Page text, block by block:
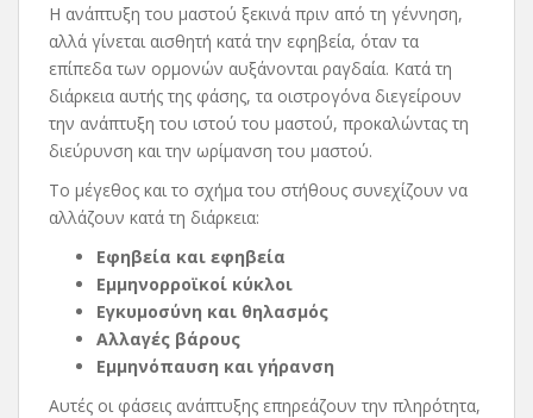
Η ανάπτυξη του μαστού ξεκινά πριν από τη γέννηση,
αλλά γίνεται αισθητή κατά την εφηβεία, όταν τα
επίπεδα των ορμονών αυξάνονται ραγδαία. Κατά τη
διάρκεια αυτής της φάσης, τα οιστρογόνα διεγείρουν
την ανάπτυξη του ιστού του μαστού, προκαλώντας τη
διεύρυνση και την ωρίμανση του μαστού.
Το μέγεθος και το σχήμα του στήθους συνεχίζουν να
αλλάζουν κατά τη διάρκεια:
Εφηβεία και εφηβεία
Εμμηνορροϊκοί κύκλοι
Εγκυμοσύνη και θηλασμός
Αλλαγές βάρους
Εμμηνόπαυση και γήρανση
Αυτές οι φάσεις ανάπτυξης επηρεάζουν την πληρότητα,